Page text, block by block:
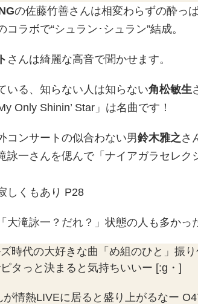
の佐藤竹善さんは相変わらずの酔っぱ
ラボで“シュラン･シュラン”結成。
さんは綺麗な高音で聞かせます。
いる、知らない人は知らない角松敏生
Only Shinin’ Star」は名曲です！
コンサートの似合わない男鈴木雅之さ
詠一さんを偲んで「ナイアガラセレク
しくもあり P28
大滝詠一？だれ？」状態の人も多かっ
時代の大好きな曲「め組のひと」振
タっと決まると気持ちいいー [:g・]
情熱LIVEに居ると盛り上がるなー